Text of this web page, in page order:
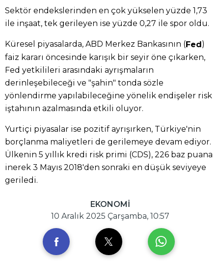
Sektör endekslerinden en çok yükselen yüzde 1,73
ile inşaat, tek gerileyen ise yüzde 0,27 ile spor oldu.
Küresel piyasalarda, ABD Merkez Bankasının (Fed )
faiz kararı öncesinde karışık bir seyir öne çıkarken,
Fed yetkilileri arasındaki ayrışmaların
derinleşebileceği ve "şahin" tonda sözle
yönlendirme yapılabileceğine yönelik endişeler risk
iştahının azalmasında etkili oluyor.
Yurtiçi piyasalar ise pozitif ayrışırken, Türkiye'nin
borçlanma maliyetleri de gerilemeye devam ediyor.
Ülkenin 5 yıllık kredi risk primi (CDS), 226 baz puana
inerek 3 Mayıs 2018'den sonraki en düşük seviyeye
geriledi.
EKONOMİ
10 Aralık 2025 Çarşamba, 10:57